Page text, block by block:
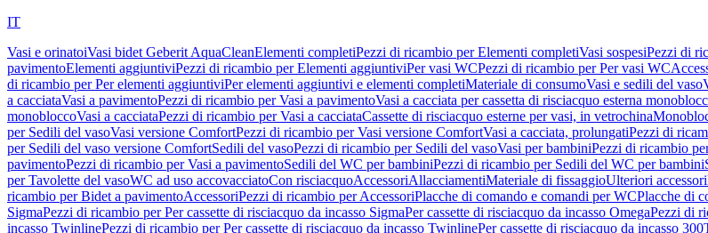
IT
Vasi e orinatoiVasi bidet Geberit AquaCleanElementi completiPezzi di ricambio per Elementi completiVasi sospesiPezzi di
pavimentoElementi aggiuntiviPezzi di ricambio per Elementi aggiuntiviPer vasi WCPezzi di ricambio per Per vasi WC
di ricambio per Per elementi aggiuntiviPer elementi aggiuntivi e elementi completiMateriale di consumoVasi e sedili del vaso
a cacciataVasi a pavimentoPezzi di ricambio per Vasi a pavimentoVasi a cacciata per cassetta di risciacquo esterna
monobloccoVasi a cacciataPezzi di ricambio per Vasi a cacciataCassette di risciacquo esterne per vasi, in vetrochina
per Sedili del vasoVasi versione ComfortPezzi di ricambio per Vasi versione ComfortVasi a cacciata, prolungatiPezzi di
per Sedili del vaso versione ComfortSedili del vasoPezzi di ricambio per Sedili del vasoVasi per bambiniPezzi di ricambio
pavimentoPezzi di ricambio per Vasi a pavimentoSedili del WC per bambiniPezzi di ricambio per Sedili del WC per bambini
per Tavolette del vasoWC ad uso accovacciatoCon risciacquoAccessoriAllacciamentiMateriale di fissaggioUlteriori accessori
ricambio per Bidet a pavimentoAccessoriPezzi di ricambio per AccessoriPlacche di comando e comandi per WCPlacche di
SigmaPezzi di ricambio per Per cassette di risciacquo da incasso SigmaPer cassette di risciacquo da incasso OmegaPezzi di
incasso TwinlinePezzi di ricambio per Per cassette di risciacquo da incasso TwinlinePer cassette di risciacquo da incasso